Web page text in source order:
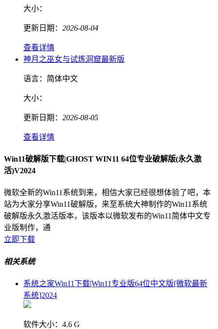
大小：
更新日期： 2026-08-04
查看详情
神月之巫女与试炼洞窟最新版
语言： 简体中文
大小：
更新日期： 2026-08-05
查看详情
Win11破解版下载|GHOST WIN11 64位专业破解版(永久激
活)V2024
微软全新的Win11系统到来，相信大家已经很想体验了吧，本
站为大家分享Win11破解版，来至系统大神制作的Win11系统
破解版永久激活版本，该版本以微软发布的Win11简体中文专
业版制作，通
立即下载
相关系统
系统之家Win11下载|Win11专业版64位中文版[微软最新
系统]2024
软件大小： 4.6 G